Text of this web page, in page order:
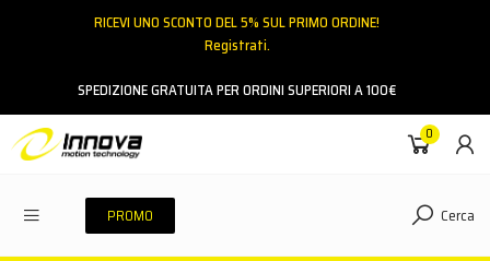
RICEVI UNO SCONTO DEL 5% SUL PRIMO ORDINE!
Registrati.
SPEDIZIONE GRATUITA PER ORDINI SUPERIORI A 100€
0
PROMO Cerca